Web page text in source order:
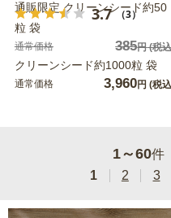
3.7 （3）
通販限定 クリーンシード約50
粒 袋
通常価格 385円(税
クリーンシード約1000粒 袋
通常価格 3,960円 (税
1～60件
1
2 3